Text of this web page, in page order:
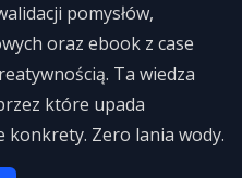
pomysłów,
oraz ebook z case
Ta wiedza
które upada
konkrety. Zero lania wody.